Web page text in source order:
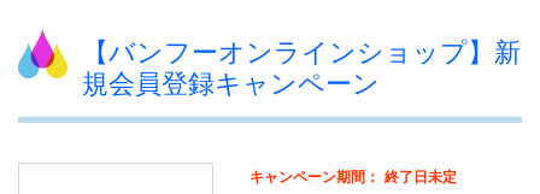
【バンフーオンラインショップ】新
規会員登録キャンペーン
キャンペーン期間： 終了日未定